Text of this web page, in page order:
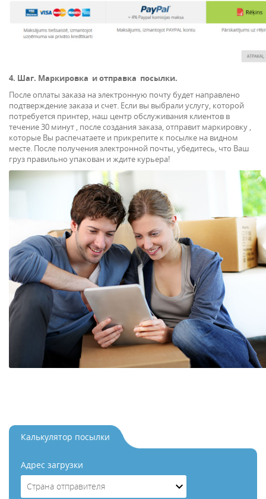
4. Шаг. Mаркировкa и отправка посылки.
После оплаты заказа на электроннyю почтy будет направлено
подтверждение заказа и счет. Если вы выбрали услугу, которой
потребуется принтер, наш центр обслуживания клиентов в
течение 30 минут , после создания заказа, отправит маркировку ,
которые Вы распечатаeтe и прикрепитe к посылкe на видном
местe. После получения электронной почты, убедитесь, что Ваш
груз правильно упакован и ждитe курьера!
Калькулятор посылки
Aдрес загрузки